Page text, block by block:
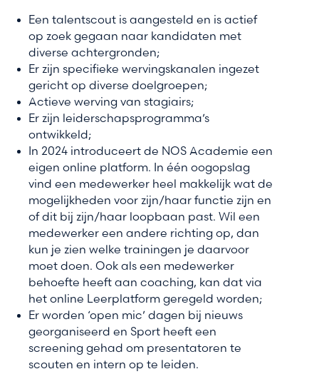
Een talentscout is aangesteld en is actief
op zoek gegaan naar kandidaten met
diverse achtergronden;
Er zijn specifieke wervingskanalen ingezet
gericht op diverse doelgroepen;
Actieve werving van stagiairs;
Er zijn leiderschapsprogramma’s
ontwikkeld;
In 2024 introduceert de NOS Academie een
eigen online platform. In één oogopslag
vind een medewerker heel makkelijk wat de
mogelijkheden voor zijn/haar functie zijn en
of dit bij zijn/haar loopbaan past. Wil een
medewerker een andere richting op, dan
kun je zien welke trainingen je daarvoor
moet doen. Ook als een medewerker
behoefte heeft aan coaching, kan dat via
het online Leerplatform geregeld worden;
Er worden ‘open mic’ dagen bij nieuws
georganiseerd en Sport heeft een
screening gehad om presentatoren te
scouten en intern op te leiden.